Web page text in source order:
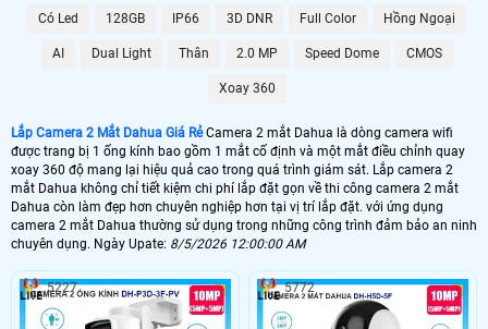
'
Có Led 128GB IP66 3D DNR Full Color Hồng Ngoại
AI Dual Light Thân 2.0 MP Speed Dome CMOS
Xoay 360
Lắp Camera 2 Mắt Dahua Giá RẻCamera 2 mắt Dahua là dòng camera wifi
được trang bị 1 ống kính bao gồm 1 mắt cố định và một mắt điều chỉnh quay
xoay 360 độ mang lại hiệu quả cao trong quá trình giám sát. Lắp camera 2
mắt Dahua không chỉ tiết kiệm chi phí lắp đặt gọn về thi công camera 2 mắt
Dahua còn làm đẹp hơn chuyên nghiệp hơn tại vị trí lắp đặt. với ứng dụng
camera 2 mắt Dahua thường sử dụng trong những công trình đảm bảo an ninh
chuyên dụng. Ngày Upate: 8/5/2026 12:00:00 AM
5227 5772